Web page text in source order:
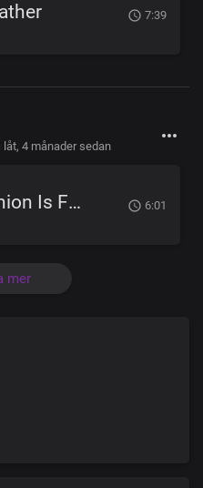
7:39
låt, 4 månader sedan
Your Dominion Is For Eternity 6:01
mer